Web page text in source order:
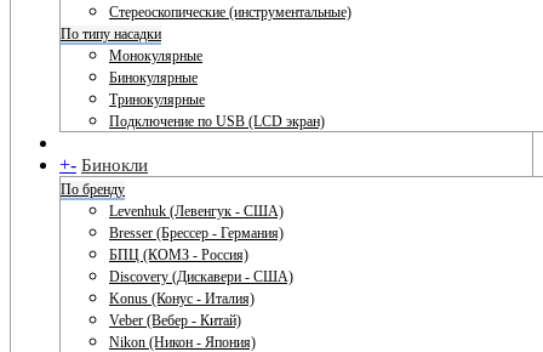
Стереоскопические (инструментальные)
По типу насадки
Монокулярные
Бинокулярные
Тринокулярные
Подключение по USB (LCD экран)
+- Бинокли
По бренду
Levenhuk (Левенгук - США)
Bresser (Брессер - Германия)
БПЦ (КОМЗ - Россия)
Discovery (Дискавери - США)
Konus (Конус - Италия)
Veber (Вебер - Китай)
Nikon (Никон - Япония)